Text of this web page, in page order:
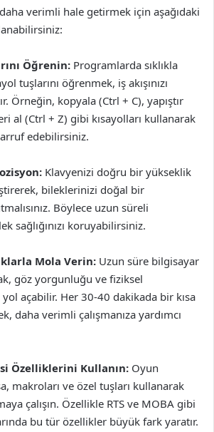
daha verimli hale getirmek için aşağıdaki
Öğrenin: Programlarda sıklıkla
tuşlarını öğrenmek, iş akışınızı
Örneğin, kopyala (Ctrl + C), yapıştır
al (Ctrl + Z) gibi kısayolları kullanarak
edebilirsiniz.
Klavyenizi doğru bir yükseklik
bileklerinizi doğal bir
Böylece uzun süreli
sağlığınızı koruyabilirsiniz.
Mola Verin: Uzun süre bilgisayar
göz yorgunluğu ve fiziksel
yol açabilir. Her 30-40 dakikada bir kısa
daha verimli çalışmanıza yardımcı
Özelliklerini Kullanın: Oyun
makroları ve özel tuşları kullanarak
çalışın. Özellikle RTS ve MOBA gibi
bu tür özellikler büyük fark yaratır.